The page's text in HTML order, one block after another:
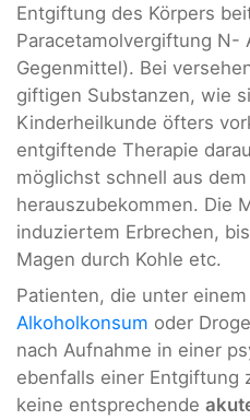
Entgiftung des Körpers
Paracetamolvergiftung N-
Gegenmittel). Bei
giftigen Substanzen, wie
Kinderheilkunde öfters
entgiftende Therapie
möglichst schnell aus
herauszubekommen. Die
induziertem Erbrechen,
Magen durch Kohle etc.
Patienten, die unter einem
Alkoholkonsum oder
nach Aufnahme in einer
ebenfalls einer Entgiftung
keine entsprechende